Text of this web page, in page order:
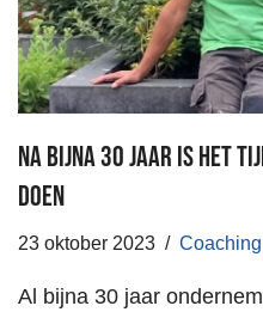
Na bijna 30 jaar is het
doen
23 oktober 2023 Coaching
Al bijna 30 jaar